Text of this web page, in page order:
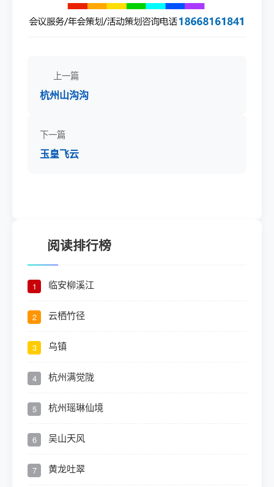
上一篇
杭州山沟沟
下一篇
玉皇飞云
阅读排行榜
1 临安柳溪江
2 云栖竹径
3 乌镇
4 杭州满觉陇
5 杭州瑶琳仙境
6 吴山天风
7 黄龙吐翠